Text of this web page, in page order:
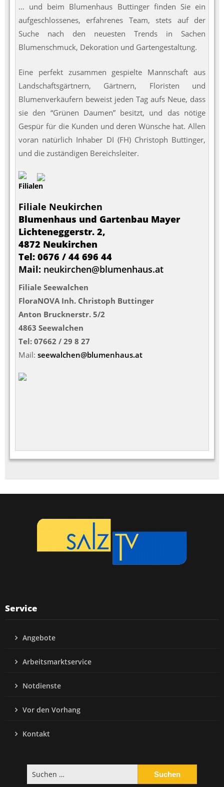
… und beim Blumenhaus Buttinger finden Sie ein
aufgeschlossenes, erfahrenes Team, stets auf der
Suche nach den neuesten Trends in Sachen
Blumenschmuck, Dekoration und Gartengestaltung.
Eine perfekt zusammen gespielte Mannschaft aus
Landschaftsgärtnern, Gärtnern, Floristen und
Blumenverkäufern beweist jeden Tag aufs Neue, dass
sie den “Grünen Daumen” besitzt, und das nötige
Gespür für die Kunden und deren Wünsche hat. Allen
voran natürlich Inhaber DI (FH) Christoph Buttinger,
und die zuständigen Bereichsleiter.
Filialen
Filiale Neukirchen
Blumenhaus und Gartenbau Mayer
Lichteneggerstr. 2,
4872 Neukirchen
Tel: 0676 / 44 696 44
Mail: neukirchen@blumenhaus.at
Filiale Seewalchen
FloraNOVA Inh. Christoph Buttinger
Anton Brucknerstr. 5/2
4863 Seewalchen
Tel: 07662 / 29 8 27
Mail: seewalchen@blumenhaus.at
Service
Angebote
Arbeitsmarktservice
Notdienste
Vor den Vorhang
Kontakt
Suchen
nach: